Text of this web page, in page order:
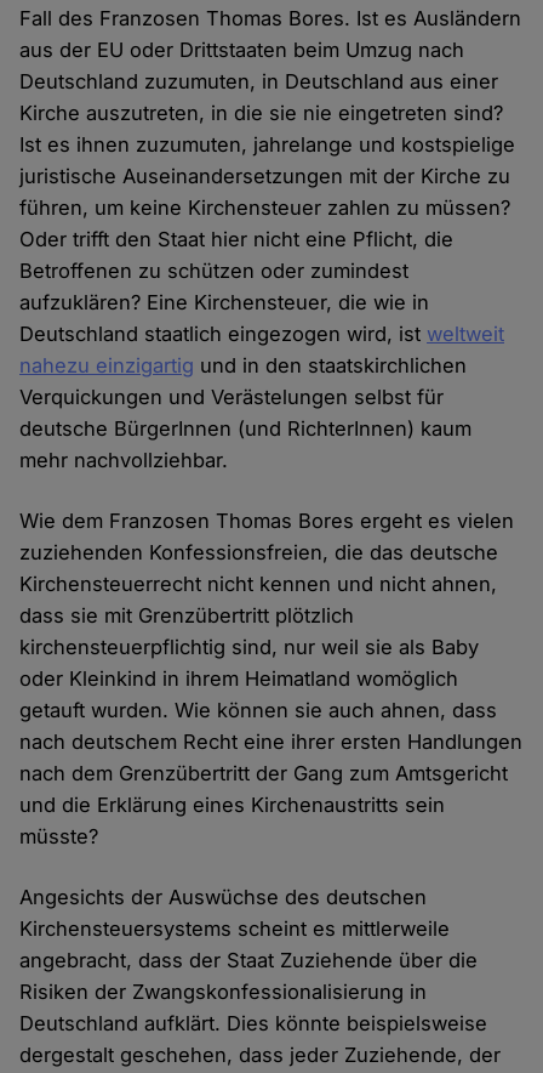
Fall des Franzosen Thomas Bores. Ist es Ausländern
aus der EU oder Drittstaaten beim Umzug nach
Deutschland zuzumuten, in Deutschland aus einer
Kirche auszutreten, in die sie nie eingetreten sind?
Ist es ihnen zuzumuten, jahrelange und kostspielige
juristische Auseinandersetzungen mit der Kirche zu
führen, um keine Kirchensteuer zahlen zu müssen?
Oder trifft den Staat hier nicht eine Pflicht, die
Betroffenen zu schützen oder zumindest
aufzuklären? Eine Kirchensteuer, die wie in
Deutschland staatlich eingezogen wird, ist weltweit
nahezu einzigartig und in den staatskirchlichen
Verquickungen und Verästelungen selbst für
deutsche BürgerInnen (und RichterInnen) kaum
mehr nachvollziehbar.
Wie dem Franzosen Thomas Bores ergeht es vielen
zuziehenden Konfessionsfreien, die das deutsche
Kirchensteuerrecht nicht kennen und nicht ahnen,
dass sie mit Grenzübertritt plötzlich
kirchensteuerpflichtig sind, nur weil sie als Baby
oder Kleinkind in ihrem Heimatland womöglich
getauft wurden. Wie können sie auch ahnen, dass
nach deutschem Recht eine ihrer ersten Handlungen
nach dem Grenzübertritt der Gang zum Amtsgericht
und die Erklärung eines Kirchenaustritts sein
müsste?
Angesichts der Auswüchse des deutschen
Kirchensteuersystems scheint es mittlerweile
angebracht, dass der Staat Zuziehende über die
Risiken der Zwangskonfessionalisierung in
Deutschland aufklärt. Dies könnte beispielsweise
dergestalt geschehen, dass jeder Zuziehende, der